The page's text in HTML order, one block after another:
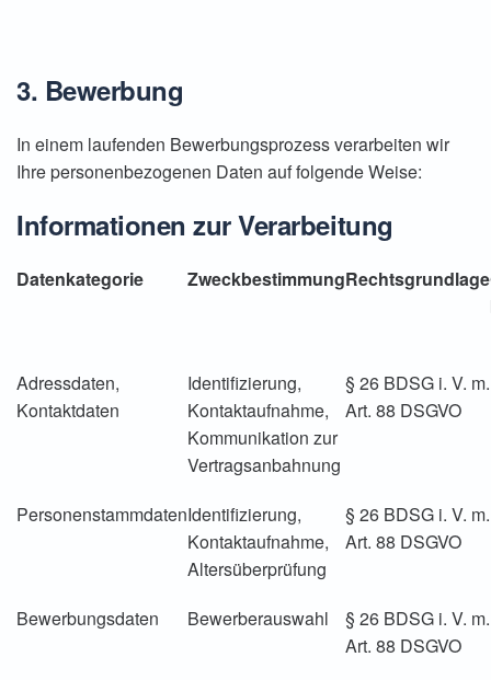
3. Bewerbung
In einem laufenden Bewerbungsprozess verarbeiten wir
Ihre personenbezogenen Daten auf folgende Weise:
Informationen zur Verarbeitung
Datenkategorie ZweckbestimmungRechtsgrundlage
Adressdaten,
Kontaktdaten
Identifizierung,
Kontaktaufnahme,
Kommunikation zur
Vertragsanbahnung
§ 26 BDSG i. V. m.
Art. 88 DSGVO
PersonenstammdatenIdentifizierung,
Kontaktaufnahme,
Altersüberprüfung
§ 26 BDSG i. V. m.
Art. 88 DSGVO
Bewerbungsdaten Bewerberauswahl
§ 26 BDSG i. V. m.
Art. 88 DSGVO